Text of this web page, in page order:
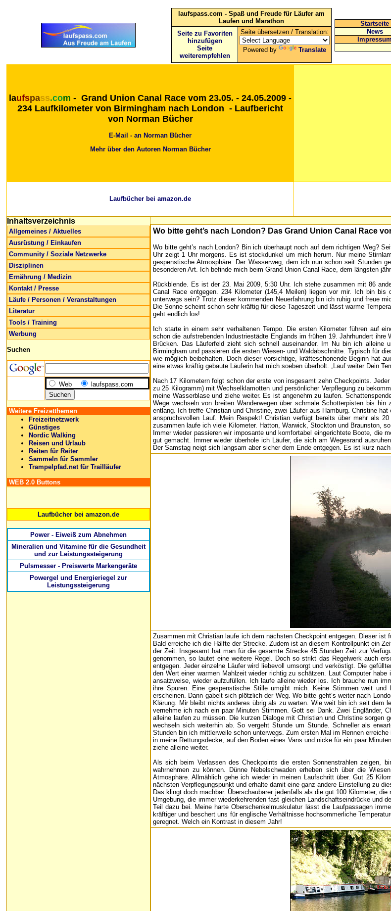
laufspass.com - Spaß und Freude für Läufer am
Laufen und Marathon
Seite zu Favoriten
hinzufügen
Seite
weiterempfehlen
Seite übersetzen / Translation:
Powered by Translate
Startseite
News
Impressum
laufspass.com - Grand Union Canal Race vom 23.05. - 24.05.2009 -
234 Laufkilometer von Birmingham nach London - Laufbericht
von Norman Bücher
E-Mail - an Norman Bücher
Mehr über den Autoren Norman Bücher
Laufbücher bei amazon.de
Inhaltsverzeichnis
Allgemeines / Aktuelles
Ausrüstung / Einkaufen
Community / Soziale Netzwerke
Disziplinen
Ernährung / Medizin
Kontakt / Presse
Läufe / Personen / Veranstaltungen
Literatur
Tools / Training
Werbung
Suchen
Web laufspass.com
Weitere Freizetthemen
Freizeitnetzwerk
Günstiges
Nordic Walking
Reisen und Urlaub
Reiten für Reiter
Sammeln für Sammler
Trampelpfad.net für Trailläufer
WEB 2.0 Buttons
Laufbücher bei amazon.de
Power - Eiweiß zum Abnehmen
Mineralien und Vitamine für die Gesundheit
und zur Leistungssteigerung
Pulsmesser - Preiswerte Markengeräte
Powergel und Energieriegel zur
Leistungssteigerung
Wo bitte geht’s nach London? Das Grand Union Canal Race
Wo bitte geht’s nach London? Bin ich überhaupt noch auf dem richtigen Weg?
Uhr zeigt 1 Uhr morgens. Es ist stockdunkel um mich herum. Nur meine
gespenstische Atmosphäre. Der Wasserweg, dem ich nun schon seit Stunden
besonderen Art. Ich befinde mich beim Grand Union Canal Race, dem längsten
Rückblende. Es ist der 23. Mai 2009, 5:30 Uhr. Ich stehe zusammen mit 86
Canal Race entgegen. 234 Kilometer (145,4 Meilen) liegen vor mir. Ich bin
unterwegs sein? Trotz dieser kommenden Neuerfahrung bin ich ruhig und freue
Die Sonne scheint schon sehr kräftig für diese Tageszeit und lässt warme
geht endlich los!
Ich starte in einem sehr verhaltenen Tempo. Die ersten Kilometer führen auf
schon die aufstrebenden Industriestädte Englands im frühen 19. Jahrhundert
Brücken. Das Läuferfeld zieht sich schnell auseinander. Im Nu bin ich alleine
Birmingham und passieren die ersten Wiesen- und Waldabschnitte. Typisch für
wie möglich beibehalten. Doch dieser vorsichtige, kräfteschonende Beginn hat
eine etwas kräftig gebaute Läuferin hat mich soeben überholt. „Lauf weiter Dein
Nach 17 Kilometern folgt schon der erste von insgesamt zehn Checkpoints.
zu 25 Kilogramm) mit Wechselklamotten und persönlicher Verpflegung zu
meine Wasserblase und ziehe weiter. Es ist angenehm zu laufen.
Wege wechseln von breiten Wanderwegen über schmale Schotterpisten bis
entlang. Ich treffe Christian und Christine, zwei Läufer aus Hamburg. Christine
anspruchsvollen Lauf. Mein Respekt! Christian verfügt bereits über mehr als
zusammen laufe ich viele Kilometer. Hatton, Warwick, Stockton und Braunston,
Immer wieder passieren wir imposante und komfortabel eingerichtete Boote,
gut gemacht. Immer wieder überhole ich Läufer, die sich am Wegesrand
Der Samstag neigt sich langsam aber sicher dem Ende entgegen. Es ist kurz
Zusammen mit Christian laufe ich dem nächsten Checkpoint entgegen. Dieser
Bald erreiche ich die Hälfte der Strecke. Zudem ist an diesem Kontrollpunkt ein
der Zeit. Insgesamt hat man für die gesamte Strecke 45 Stunden Zeit zur
genommen, so lautet eine weitere Regel. Doch so strikt das Regelwerk auch
entgegen. Jeder einzelne Läufer wird liebevoll umsorgt und verköstigt. Die
den Wert einer warmen Mahlzeit wieder richtig zu schätzen. Laut Computer
ansatzweise, wieder aufzufüllen. Ich laufe alleine wieder los. Ich brauche nun
ihre Spuren. Eine gespenstische Stille umgibt mich. Keine Stimmen weit
erscheinen. Dann gabelt sich plötzlich der Weg. Wo bitte geht’s weiter nach
Klärung. Mir bleibt nichts anderes übrig als zu warten. Wie weit bin ich seit dem
vernehme ich nach ein paar Minuten Stimmen. Gott sei Dank. Zwei Engländer,
alleine laufen zu müssen. Die kurzen Dialoge mit Christian und Christine sorgen
wechseln sich weiterhin ab. So vergeht Stunde um Stunde. Schneller als
Stunden bin ich mittlerweile schon unterwegs. Zum ersten Mal im Rennen
in meine Rettungsdecke, auf den Boden eines Vans und nicke für ein paar
ziehe alleine weiter.
Als sich beim Verlassen des Checkpoints die ersten Sonnenstrahlen zeigen,
wahrnehmen zu können. Dünne Nebelschwaden erheben sich über die
Atmosphäre. Allmählich gehe ich wieder in meinen Laufschritt über. Gut 25
nächsten Verpflegungspunkt und erhalte damit eine ganz andere Einstellung zu
Das klingt doch machbar. Überschaubarer jedenfalls als die gut 100 Kilometer,
Umgebung, die immer wiederkehrenden fast gleichen Landschaftseindrücke
Teil dazu bei. Meine harte Oberschenkelmuskulatur lässt die Laufpassagen
kräftiger und beschert uns für englische Verhältnisse hochsommerliche
geregnet. Welch ein Kontrast in diesem Jahr!